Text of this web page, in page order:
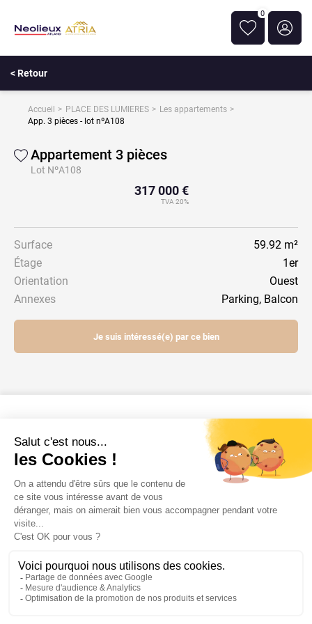
0
< Retour
Accueil PLACE DES LUMIERES
Les appartements
App. 3 pièces - lot nºA108
Appartement 3 pièces
Lot NºA108
317 000 €
TVA 20%
Surface
59.92 m²
Étage
1er
Orientation
Ouest
Annexes
Parking, Balcon
Je suis intéressé(e) par ce bien
Contactez-nous
Powered by Elixir